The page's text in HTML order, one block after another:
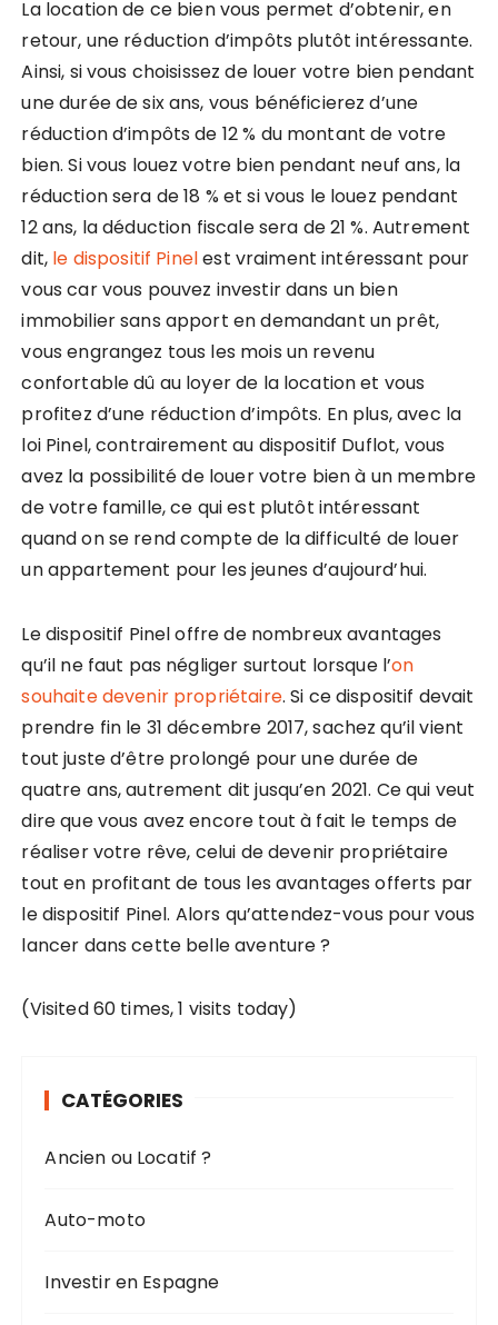
La location de ce bien vous permet d’obtenir, en
retour, une réduction d’impôts plutôt intéressante.
Ainsi, si vous choisissez de louer votre bien pendant
une durée de six ans, vous bénéficierez d’une
réduction d’impôts de 12 % du montant de votre
bien. Si vous louez votre bien pendant neuf ans, la
réduction sera de 18 % et si vous le louez pendant
12 ans, la déduction fiscale sera de 21 %. Autrement
dit, le dispositif Pinelest vraiment intéressant pour
vous car vous pouvez investir dans un bien
immobilier sans apport en demandant un prêt,
vous engrangez tous les mois un revenu
confortable dû au loyer de la location et vous
profitez d’une réduction d’impôts. En plus, avec la
loi Pinel, contrairement au dispositif Duflot, vous
avez la possibilité de louer votre bien à un membre
de votre famille, ce qui est plutôt intéressant
quand on se rend compte de la difficulté de louer
un appartement pour les jeunes d’aujourd’hui.
Le dispositif Pinel offre de nombreux avantages
qu’il ne faut pas négliger surtout lorsque l’on
souhaite devenir propriétaire. Si ce dispositif devait
prendre fin le 31 décembre 2017, sachez qu’il vient
tout juste d’être prolongé pour une durée de
quatre ans, autrement dit jusqu’en 2021. Ce qui veut
dire que vous avez encore tout à fait le temps de
réaliser votre rêve, celui de devenir propriétaire
tout en profitant de tous les avantages offerts par
le dispositif Pinel. Alors qu’attendez-vous pour vous
lancer dans cette belle aventure ?
(Visited 60 times, 1 visits today)
CATÉGORIES
Ancien ou Locatif ?
Auto-moto
Investir en Espagne